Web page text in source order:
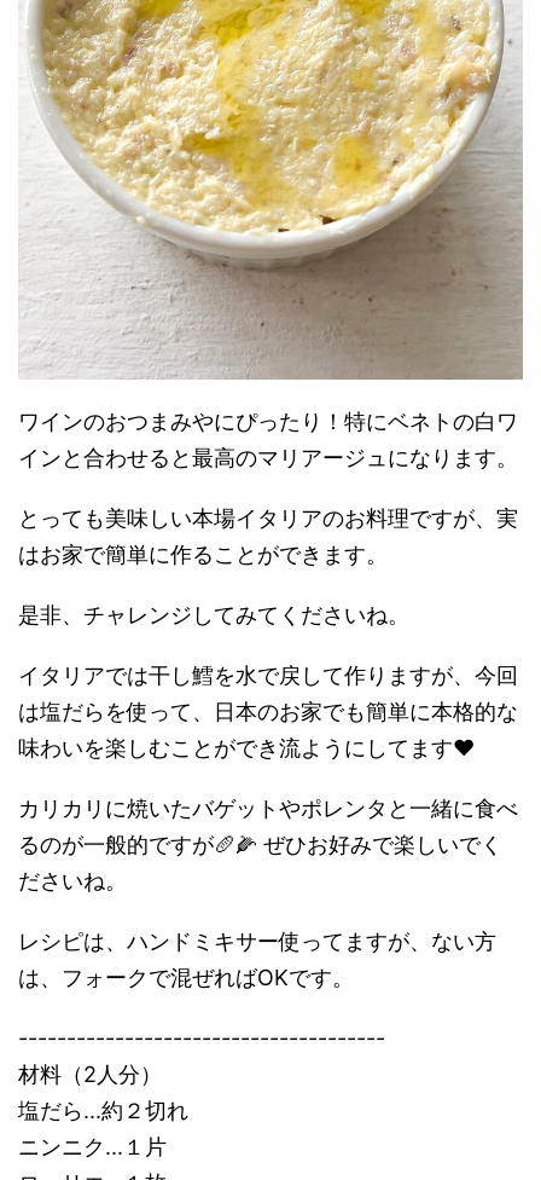
ワインのおつまみやにぴったり！特にベネトの白ワ
インと合わせると最高のマリアージュになります。
とっても美味しい本場イタリアのお料理ですが、実
はお家で簡単に作ることができます。
是非、チャレンジしてみてくださいね。
イタリアでは干し鱈を水で戻して作りますが、今回
は塩だらを使って、日本のお家でも簡単に本格的な
味わいを楽しむことができ流ようにしてます❤️
カリカリに焼いたバゲットやポレンタと一緒に食べ
るのが一般的ですが🥖🌽 ぜひお好みで楽しいでく
ださいね。
レシピは、ハンドミキサー使ってますが、ない方
は、フォークで混ぜればOKです。
--------------------------------------
材料（2人分）
塩だら...約２切れ
ニンニク...１片